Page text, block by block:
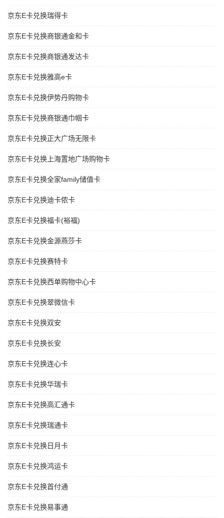
京东E卡兑换瑞得卡
京东E卡兑换商银通金和卡
京东E卡兑换商银通发达卡
京东E卡兑换雅高e卡
京东E卡兑换伊势丹购物卡
京东E卡兑换商银通巾帼卡
京东E卡兑换正大广场无限卡
京东E卡兑换上海置地广场购物卡
京东E卡兑换全家family储值卡
京东E卡兑换迪卡侬卡
京东E卡兑换福卡(裕福)
京东E卡兑换金源燕莎卡
京东E卡兑换赛特卡
京东E卡兑换西单购物中心卡
京东E卡兑换翠微信卡
京东E卡兑换双安
京东E卡兑换长安
京东E卡兑换连心卡
京东E卡兑换华瑞卡
京东E卡兑换高汇通卡
京东E卡兑换瑞通卡
京东E卡兑换日月卡
京东E卡兑换鸿运卡
京东E卡兑换首付通
京东E卡兑换易事通